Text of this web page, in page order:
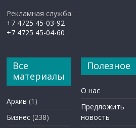
Рекламная служба:
+7 4725 45-03-92
+7 4725 45-04-60
Все
материалы
Архив (1)
Бизнес (238)
Полезное
О нас
Предложить
новость